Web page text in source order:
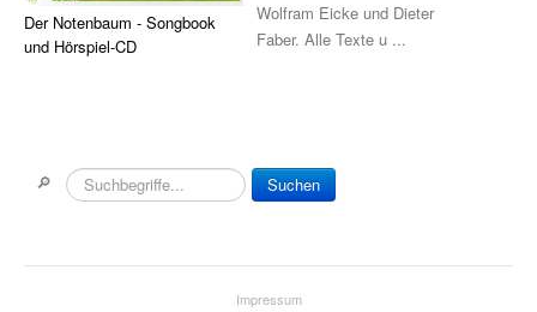
Sounds Good On-Serie
Diverse Bands & Interpreten
Der Notenbaum - Songbook
und Hörspiel-CD
Wolfram Eicke und Dieter
Faber. Alle Texte u ...
🔎 Suchen
Impressum